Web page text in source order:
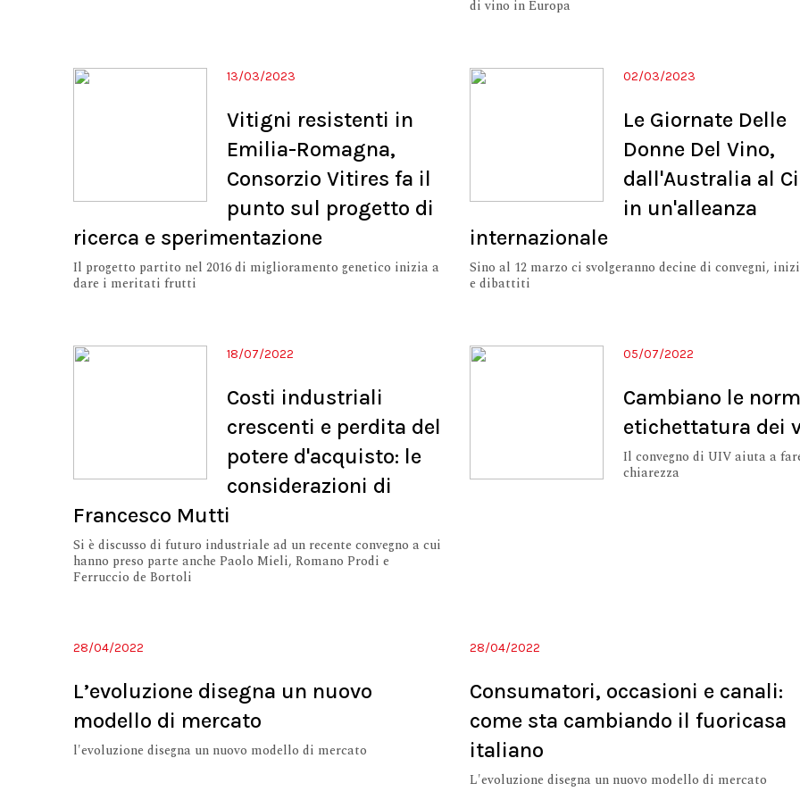
di vino in Europa
13/03/2023
Vitigni resistenti in
Emilia-Romagna,
Consorzio Vitires fa il
punto sul progetto di
ricerca e sperimentazione
Il progetto partito nel 2016 di miglioramento genetico inizia a
dare i meritati frutti
02/03/2023
Le Giornate Delle
Donne Del Vino,
dall'Australia al
in un'alleanza
internazionale
Sino al 12 marzo ci svolgeranno decine di convegni,
e dibattiti
18/07/2022
Costi industriali
crescenti e perdita del
potere d'acquisto: le
considerazioni di
Francesco Mutti
Si è discusso di futuro industriale ad un recente convegno a cui
hanno preso parte anche Paolo Mieli, Romano Prodi e
Ferruccio de Bortoli
05/07/2022
Cambiano le
etichettatura dei
Il convegno di UIV aiuta a
chiarezza
28/04/2022
L’evoluzione disegna un nuovo
modello di mercato
l'evoluzione disegna un nuovo modello di mercato
28/04/2022
Consumatori, occasioni e canali:
come sta cambiando il fuoricasa
italiano
L'evoluzione disegna un nuovo modello di mercato